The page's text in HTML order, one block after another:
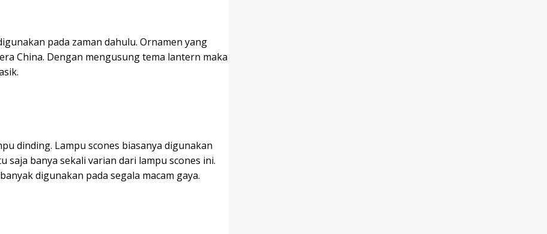
pada zaman dahulu. Ornamen yang
China. Dengan mengusung tema lantern maka
dinding. Lampu scones biasanya digunakan
banya sekali varian dari lampu scones ini.
digunakan pada segala macam gaya.